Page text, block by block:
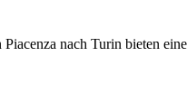
nach Turin bieten